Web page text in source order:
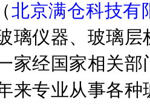
北京满仓科技有
璃仪器、 玻璃层
家经国家相关
来专业从事各种